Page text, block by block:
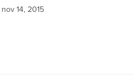
nov 14, 2015